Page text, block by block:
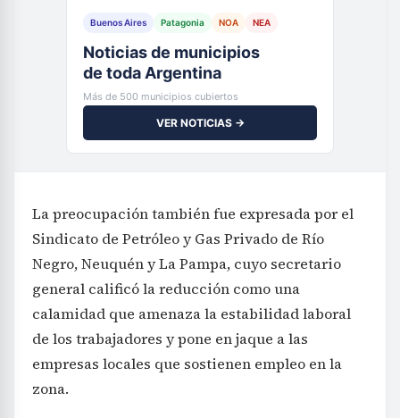
Buenos Aires Patagonia NOA NEA
Noticias de municipios
de toda Argentina
Más de 500 municipios cubiertos
VER NOTICIAS →
La preocupación también fue expresada por el
Sindicato de Petróleo y Gas Privado de Río
Negro, Neuquén y La Pampa, cuyo secretario
general calificó la reducción como una
calamidad que amenaza la estabilidad laboral
de los trabajadores y pone en jaque a las
empresas locales que sostienen empleo en la
zona.